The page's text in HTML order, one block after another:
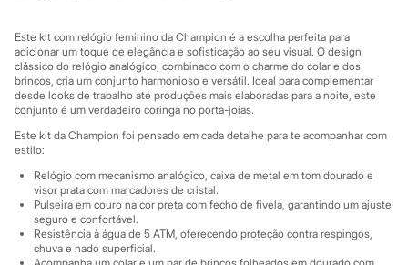
Sandálias
Sapatilhas
Tênis
Marcas
City
Clock House
Mindset
Sawary
Yessica
Moda esportiva
Acessórios
Blusas
Calçados
Leggings
Este kit com relógio feminino da Champion é a escolha perfeita para
adicionar um toque de elegância e sofisticação ao seu visual. O design
clássico do relógio analógico, combinado com o charme do colar e dos
brincos, cria um conjunto harmonioso e versátil. Ideal para complementar
desde looks de trabalho até produções mais elaboradas para a noite, este
conjunto é um verdadeiro coringa no porta-joias.
Este kit da Champion foi pensado em cada detalhe para te acompanhar com
estilo:
Relógio com mecanismo analógico, caixa de metal em tom dourado e
visor prata com marcadores de cristal.
Pulseira em couro na cor preta com fecho de fivela, garantindo um ajuste
seguro e confortável.
Resistência à água de 5 ATM, oferecendo proteção contra respingos,
chuva e nado superficial.